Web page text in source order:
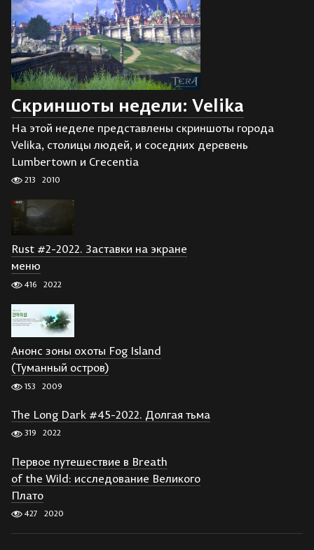
Скриншоты недели: Velika
На этой неделе представлены скриншоты города
Velika, столицы людей, и соседних деревень
Lumbertown и Crecentia
213 2010
Rust #2-2022. Заставки на экране
меню
416 2022
Анонс зоны охоты Fog Island
(Туманный остров)
153 2009
The Long Dark #45-2022. Долгая тьма
319 2022
Первое путешествие в Breath
of the Wild: исследование Великого
Плато
427 2020